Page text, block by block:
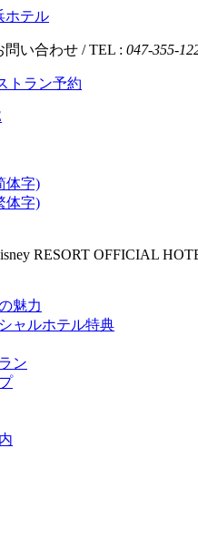
ホテル
問い合わせ / TEL : 047-355-
トラン予約
体字)
体字)
RESORT OFFICIAL
魅力
ャルホテル特典
ン